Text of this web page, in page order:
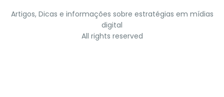
Artigos, Dicas e informações sobre estratégias em mídias
digital
All rights reserved